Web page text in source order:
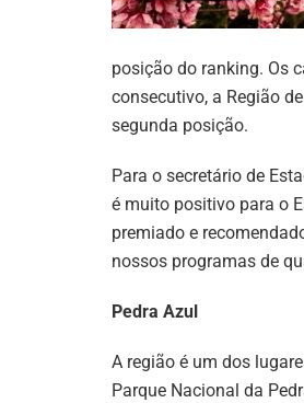
posição do ranking. Os
consecutivo, a Região
segunda posição.
Para o secretário de
é muito positivo para o
premiado e
nossos programas de
Pedra Azul
A região é um dos
Parque Nacional da